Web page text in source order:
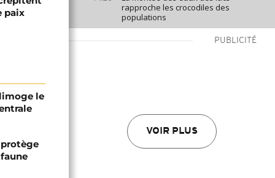
rapproche les crocodiles des
populations
PUBLICITÉ
VOIR PLUS
paix
le
protège